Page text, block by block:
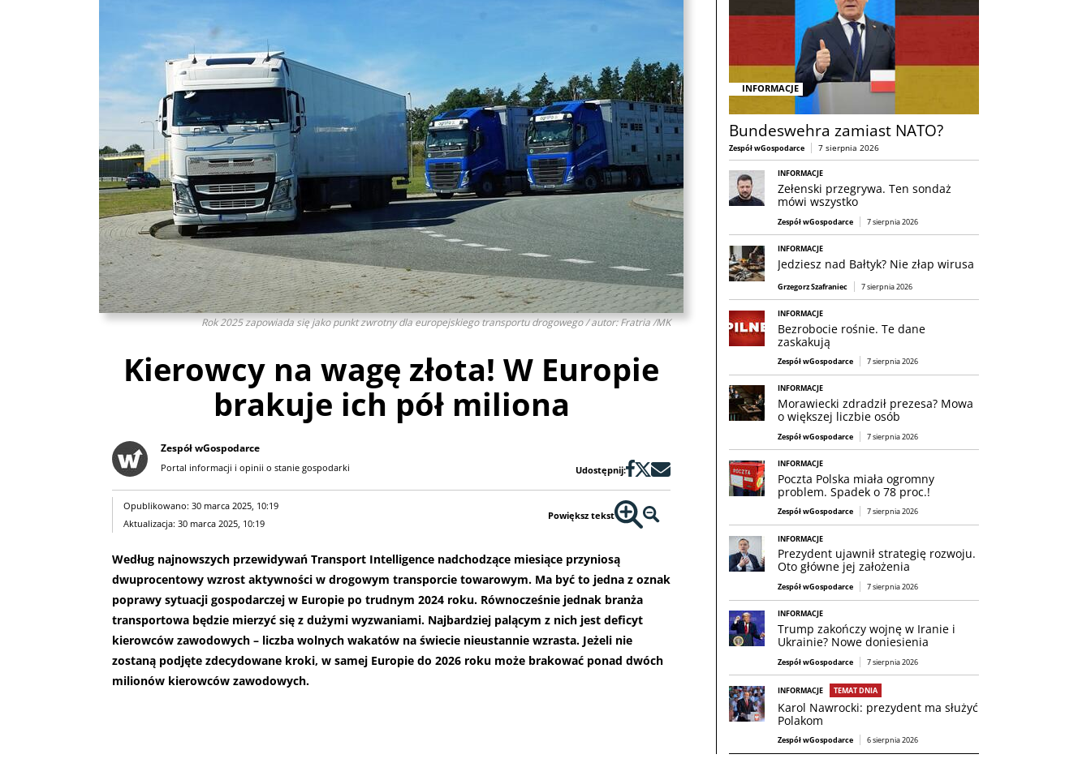
Rok 2025 zapowiada się jako punkt zwrotny dla europejskiego transportu drogowego / autor: Fratria /MK
Kierowcy na wagę złota! W Europie
brakuje ich pół miliona
Zespół wGospodarce
Portal informacji i opinii o stanie gospodarki Udostępnij:
Opublikowano: 30 marca 2025, 10:19
Aktualizacja: 30 marca 2025, 10:19
Powiększ tekst
Według najnowszych przewidywań Transport Intelligence nadchodzące miesiące przyniosą
dwuprocentowy wzrost aktywności w drogowym transporcie towarowym. Ma być to jedna z oznak
poprawy sytuacji gospodarczej w Europie po trudnym 2024 roku. Równocześnie jednak branża
transportowa będzie mierzyć się z dużymi wyzwaniami. Najbardziej palącym z nich jest deficyt
kierowców zawodowych – liczba wolnych wakatów na świecie nieustannie wzrasta. Jeżeli nie
zostaną podjęte zdecydowane kroki, w samej Europie do 2026 roku może brakować ponad dwóch
milionów kierowców zawodowych.
INFORMACJE
Bundeswehra zamiast NATO?
Zespół wGospodarce 7 sierpnia 2026
INFORMACJE
Zełenski przegrywa. Ten sondaż
mówi wszystko
Zespół wGospodarce 7 sierpnia 2026
INFORMACJE
Jedziesz nad Bałtyk? Nie złap wirusa
Grzegorz Szafraniec 7 sierpnia 2026
INFORMACJE
Bezrobocie rośnie. Te dane
zaskakują
Zespół wGospodarce 7 sierpnia 2026
INFORMACJE
Morawiecki zdradził prezesa? Mowa
o większej liczbie osób
Zespół wGospodarce 7 sierpnia 2026
INFORMACJE
Poczta Polska miała ogromny
problem. Spadek o 78 proc.!
Zespół wGospodarce 7 sierpnia 2026
INFORMACJE
Prezydent ujawnił strategię rozwoju.
Oto główne jej założenia
Zespół wGospodarce 7 sierpnia 2026
INFORMACJE
Trump zakończy wojnę w Iranie i
Ukrainie? Nowe doniesienia
Zespół wGospodarce 7 sierpnia 2026
INFORMACJE TEMAT DNIA
Karol Nawrocki: prezydent ma służyć
Polakom
Zespół wGospodarce 6 sierpnia 2026